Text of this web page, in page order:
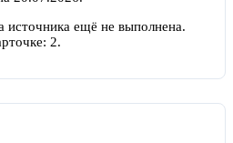
источника ещё не выполнена.
2.